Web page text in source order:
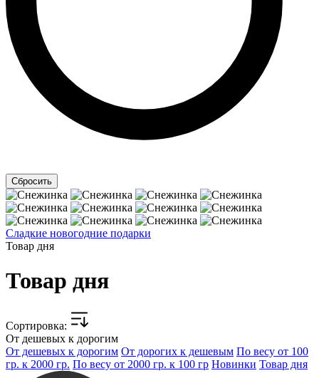
Сладкие новогодние подарки
Товар дня
Товар дня
Cортировка:
От дешевых к дорогим
От дешевых к дорогим От дорогих к дешевым По весу от 100
гр. к 2000 гр. По весу от 2000 гр. к 100 гр Новинки Товар дня